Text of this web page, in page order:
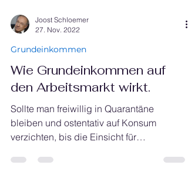
27. Nov. 2022
Grundeinkommen
Wie Grundeinkommen auf
den Arbeitsmarkt wirkt.
Sollte man freiwillig in Quarantäne
verzichten, bis die Einsicht für